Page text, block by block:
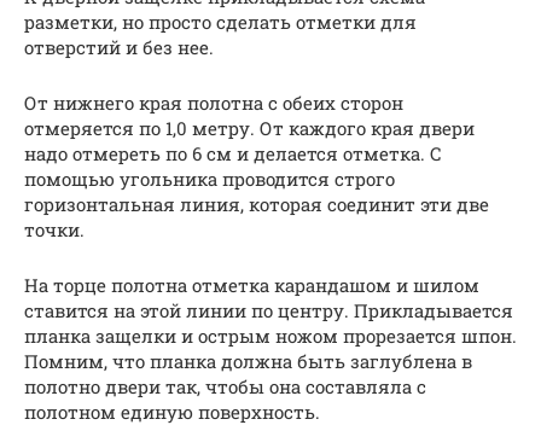
разметки, но просто сделать отметки для
отверстий и без нее.
От нижнего края полотна с обеих сторон
отмеряется по 1,0 метру. От каждого края двери
надо отмереть по 6 см и делается отметка. С
помощью угольника проводится строго
горизонтальная линия, которая соединит эти две
точки.
На торце полотна отметка карандашом и шилом
ставится на этой линии по центру. Прикладывается
планка защелки и острым ножом прорезается шпон.
Помним, что планка должна быть заглублена в
полотно двери так, чтобы она составляла с
полотном единую поверхность.